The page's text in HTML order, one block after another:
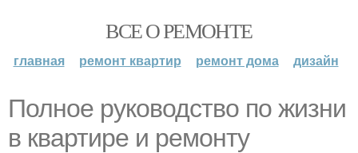
ВСЕ О РЕМОНТЕ
главная ремонт квартир ремонт дома дизайн
Полное руководство по жизни
в квартире и ремонту